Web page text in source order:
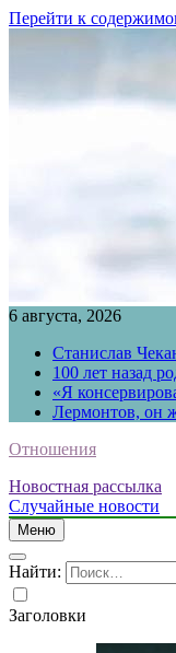
Перейти к
6 августа, 2026
Станислав
100 лет назад
«Я
Лермонтов, он
Отношения
Новостная рассылка
Случайные новости
Меню
Найти:
Заголовки